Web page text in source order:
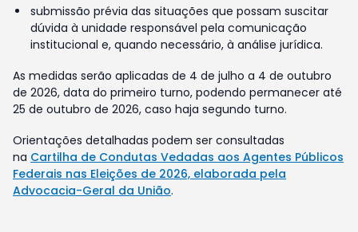
submissão prévia das situações que possam suscitar
dúvida à unidade responsável pela comunicação
institucional e, quando necessário, à análise jurídica.
As medidas serão aplicadas de 4 de julho a 4 de outubro
de 2026, data do primeiro turno, podendo permanecer até
25 de outubro de 2026, caso haja segundo turno.
Orientações detalhadas podem ser consultadas
na Cartilha de Condutas Vedadas aos Agentes Públicos
Federais nas Eleições de 2026, elaborada pela
Advocacia-Geral da União.